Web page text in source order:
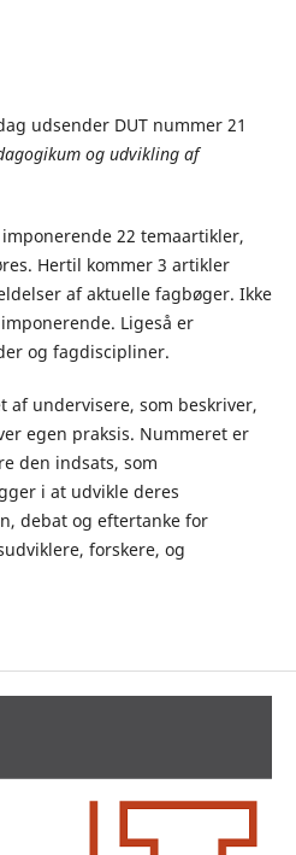
udsender DUT nummer 21
og udvikling af
22 temaartikler,
Hertil kommer 3 artikler
af aktuelle fagbøger. Ikke
Ligeså er
og fagdiscipliner.
af undervisere, som beskriver,
egen praksis. Nummeret er
den indsats, som
i at udvikle deres
debat og eftertanke for
forskere, og